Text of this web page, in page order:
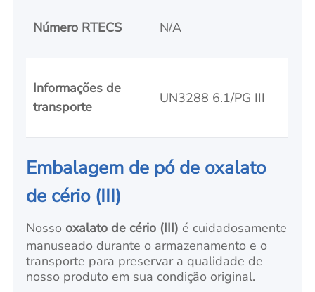
Número RTECS N/A
Informações de
transporte
UN3288 6.1/PG III
Embalagem de pó de oxalato
de cério (III)
Nosso oxalato de cério (III) é cuidadosamente
manuseado durante o armazenamento e o
transporte para preservar a qualidade de
nosso produto em sua condição original.